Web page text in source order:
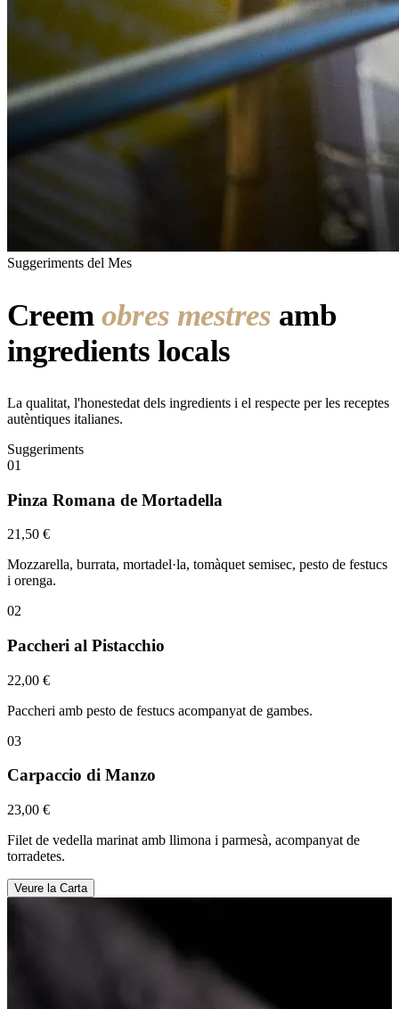
Suggeriments del Mes
Creem obres mestres amb
ingredients locals
La qualitat, l'honestedat dels ingredients i el respecte per les receptes
autèntiques italianes.
Suggeriments
01
Pinza Romana de Mortadella
21,50 €
Mozzarella, burrata, mortadel·la, tomàquet semisec, pesto de festucs
i orenga.
02
Paccheri al Pistacchio
22,00 €
Paccheri amb pesto de festucs acompanyat de gambes.
03
Carpaccio di Manzo
23,00 €
Filet de vedella marinat amb llimona i parmesà, acompanyat de
torradetes.
Veure la Carta